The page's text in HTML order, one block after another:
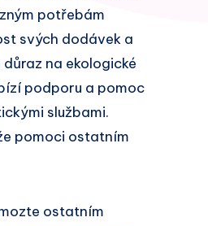
potřebám
svých dodávek a
na ekologické
podporu a pomoc
službami.
pomoci ostatním
ostatním